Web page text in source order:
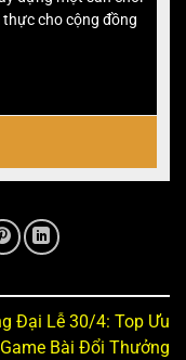
cho cộng đồng
Đại Lễ 30/4: Top Ưu
Bài Đổi Thưởng